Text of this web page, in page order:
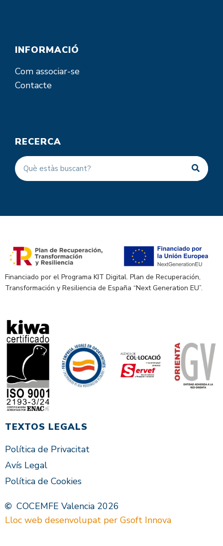
INFORMACIÓ
Com associar-se
Contacte
RECERCA
Financiado por el Programa KIT Digital. Plan de Recuperación,
Transformación y Resiliencia de España “Next Generation EU”.
TEXTOS LEGALS
Política de Privacitat
Avís Legal
Política de Cookies
COCEMFE Valencia 2026
Lloc web desenvolupat per Gsoft Innova